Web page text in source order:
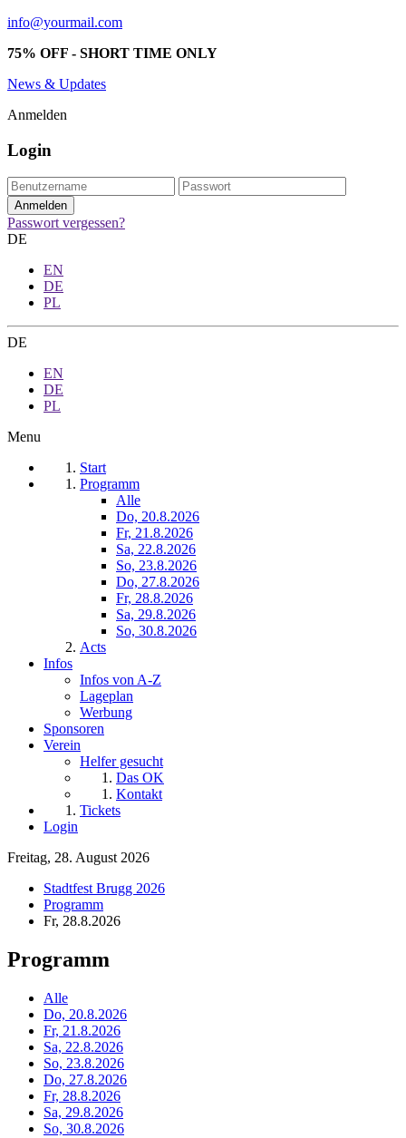
info@yourmail.com
75% OFF - SHORT TIME ONLY
News & Updates
Anmelden
Login
Passwort vergessen?
DE
EN
DE
PL
DE
EN
DE
PL
Menu
Start
Programm
Alle
Do, 20.8.2026
Fr, 21.8.2026
Sa, 22.8.2026
So, 23.8.2026
Do, 27.8.2026
Fr, 28.8.2026
Sa, 29.8.2026
So, 30.8.2026
Acts
Infos
Infos von A-Z
Lageplan
Werbung
Sponsoren
Verein
Helfer gesucht
Das OK
Kontakt
Tickets
Login
Freitag, 28. August 2026
Stadtfest Brugg 2026
Programm
Fr, 28.8.2026
Programm
Alle
Do, 20.8.2026
Fr, 21.8.2026
Sa, 22.8.2026
So, 23.8.2026
Do, 27.8.2026
Fr, 28.8.2026
Sa, 29.8.2026
So, 30.8.2026